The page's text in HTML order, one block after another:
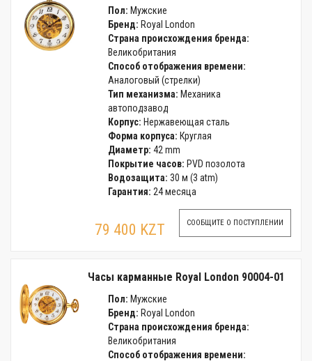
Пол: Мужские
Бренд: Royal London
Страна происхождения бренда:
Великобритания
Способ отображения времени:
Аналоговый (стрелки)
Тип механизма: Механика
автоподзавод
Корпус: Нержавеющая сталь
Форма корпуса: Круглая
Диаметр: 42 mm
Покрытие часов: PVD позолота
Водозащита: 30 м (3 atm)
Гарантия: 24 месяца
79 400 KZT СООБЩИТЕ О ПОСТУПЛЕНИИ
Часы карманные Royal London 90004-01
Пол: Мужские
Бренд: Royal London
Страна происхождения бренда:
Великобритания
Способ отображения времени: